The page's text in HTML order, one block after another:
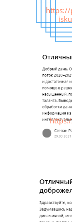
https://